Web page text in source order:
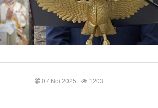
07 Noi 2025 1203